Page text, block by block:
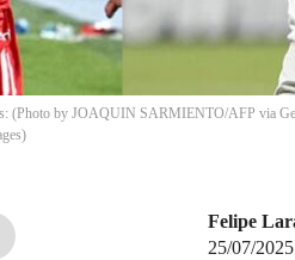
(Photo by JOAQUIN SARMIENTO/AFP via
Felipe
25/07/